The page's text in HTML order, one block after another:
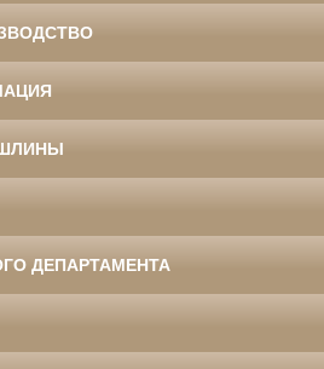
ДЕПАРТАМЕНТА